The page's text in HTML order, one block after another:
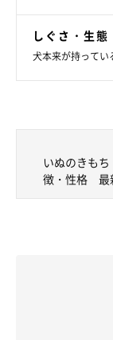
しぐさ・生態
犬本来が持ってい
いぬのきもち
徴・性格 最